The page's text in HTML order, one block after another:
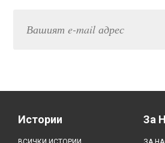
Истории За